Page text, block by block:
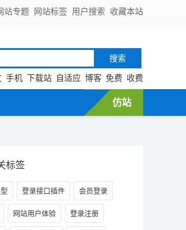
站专题 网站标签 用户搜索 收藏本站
手机 下载站 自适应 博客 免费 收费
仿站
标签
登录接口插件 会员登录
网站用户体验 登录注册